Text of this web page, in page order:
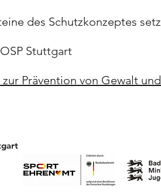
des Schutzkonzeptes
Stuttgart
Prävention von Gewalt